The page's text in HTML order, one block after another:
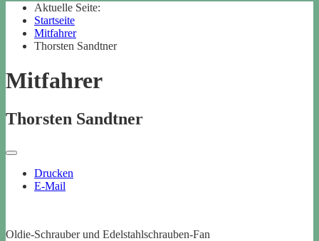
Aktuelle Seite:
Startseite
Mitfahrer
Thorsten Sandtner
Mitfahrer
Thorsten Sandtner
Drucken
E-Mail
Oldie-Schrauber und Edelstahlschrauben-Fan